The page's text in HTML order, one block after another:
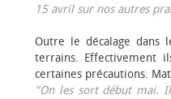
15 avril sur nos autres
Outre le décalage dans
terrains. Effectivement
certaines précautions.
"On les sort début mai.